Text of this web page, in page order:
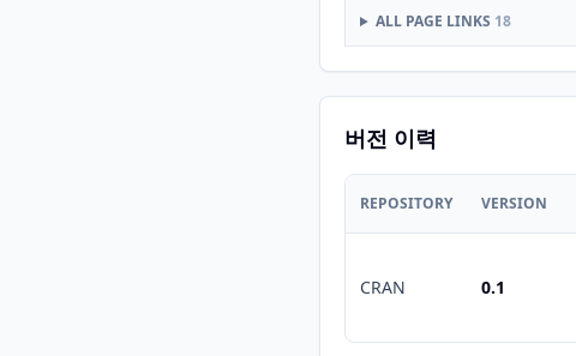
ALL PAGE LINKS 18
버전 이력
REPOSITORY VERSION
CRAN 0.1